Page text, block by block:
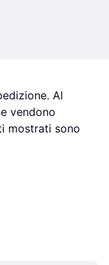
Al
vendono
mostrati sono